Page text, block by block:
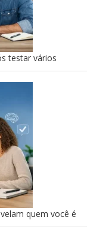
testar vários
quem você é